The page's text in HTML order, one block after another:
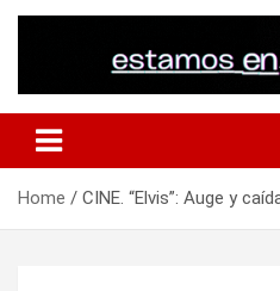
Home CINE. “Elvis”: Auge y